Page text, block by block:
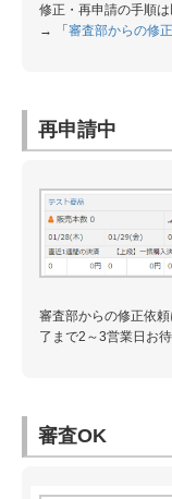
修正・再申請の手順は
→ 「 審査部からの修
再申請中
審査部からの修正依
了まで2～3営業日お待
審査OK